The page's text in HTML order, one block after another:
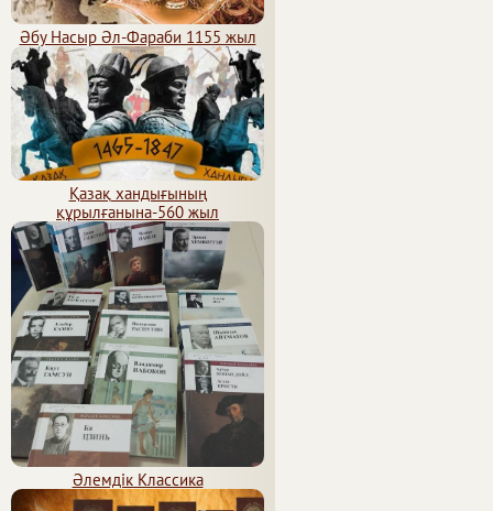
Әбу Насыр Әл-Фараби 1155 жыл
Қазақ хандығының
құрылғанына-560 жыл
Әлемдік Классика